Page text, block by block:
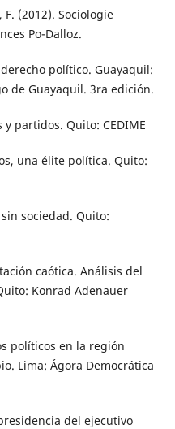
F. (2012). Sociologie
Po-Dalloz.
político. Guayaquil:
de Guayaquil. 3ra edición.
y partidos. Quito: CEDIME
una élite política. Quito:
sociedad. Quito:
caótica. Análisis del
Konrad Adenauer
políticos en la región
Lima: Ágora Democrática
del ejecutivo